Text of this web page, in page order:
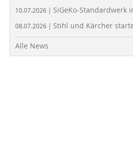
10.07.2026 | SiGeKo-Standardwerk
08.07.2026 | Stihl und Kärcher
Alle News